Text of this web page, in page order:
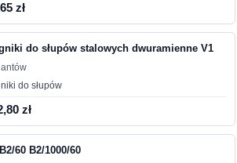
zł
do słupów stalowych dwuramienne V1
do słupów
zł
60 B2/1000/60